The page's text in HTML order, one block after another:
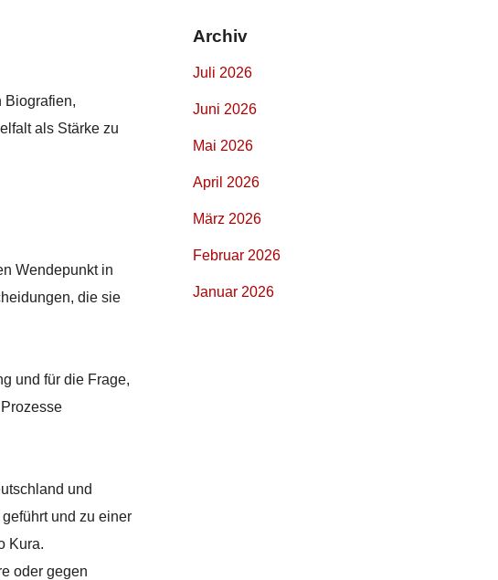
Biografien,
als Stärke zu
Wendepunkt in
die sie
und für die Frage,
und
und zu einer
Kura.
oder gegen
Archiv
Juli 2026
Juni 2026
Mai 2026
April 2026
März 2026
Februar 2026
Januar 2026